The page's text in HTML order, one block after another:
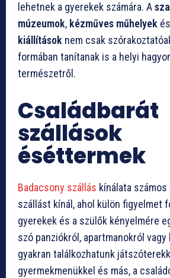
lehetnek a gyerekek számára. A
múzeumok, kézműves műhelyek és
kiállítások nem csak
formában tanítanak is a helyi
természetről.
Családbarát
szállások
éséttermek
Badacsony szállás kínálata
szállást kínál, ahol külön figyelmet
gyerekek és a szülők kényelmére
szó panziókról, apartmanokról
gyakran találkozhatunk
gyermekmenükkel és más, a